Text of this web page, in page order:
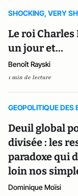
SHOCKING, VERY
Le roi Charles
un jour et…
Benoît Rayski
1 min de lecture
GEOPOLITIQUE DES
Deuil global
divisée : les
paradoxe qui
loin nos
Dominique Moïsi